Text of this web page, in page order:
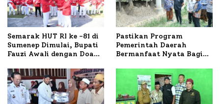
Semarak HUT RI ke -81 di
Sumenep Dimulai, Bupati
Fauzi Awali dengan Doa
Terbakar
Pastikan Program
Pemerintah Daerah
Bermanfaat Nyata Bagi
Sumenep Tinjau Langsung
Budidaya Lele dan Ayam
Petelur di Desa Bataal
Timur